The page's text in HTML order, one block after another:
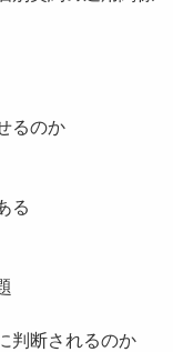
るのか
る
判断されるのか